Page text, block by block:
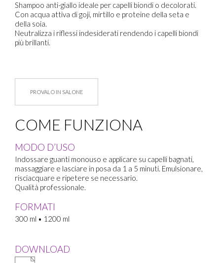
Shampoo anti-giallo ideale per capelli biondi o decolorati.
Con acqua attiva di goji, mirtillo e proteine della seta e
della soia.
Neutralizza i riflessi indesiderati rendendo i capelli biondi
più brillanti.
PROVALO IN SALONE
COME FUNZIONA
MODO D’USO
Indossare guanti monouso e applicare su capelli bagnati,
massaggiare e lasciare in posa da 1 a 5 minuti. Emulsionare,
risciacquare e ripetere se necessario.
Qualità professionale.
FORMATI
300 ml • 1200 ml
DOWNLOAD